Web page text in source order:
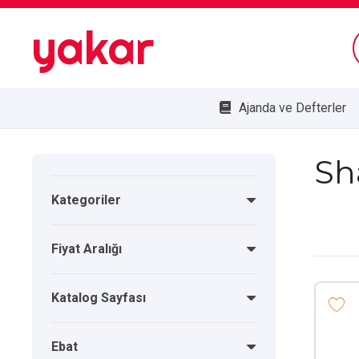
yakar
Ajanda ve Defterler
Kategoriler
Fiyat Aralığı
Katalog Sayfası
Ebat